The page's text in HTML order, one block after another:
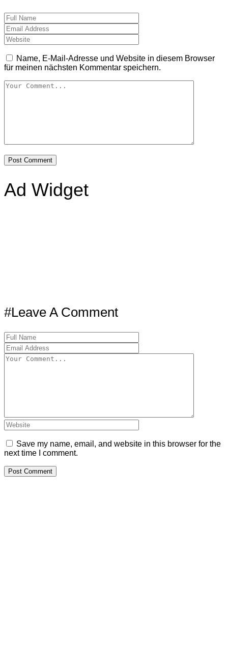
Name, E-Mail-Adresse und Website in diesem Browser
für meinen nächsten Kommentar speichern.
Ad Widget
#Leave A Comment
Save my name, email, and website in this browser for the
next time I comment.